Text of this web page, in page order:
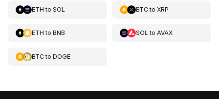
ETH to SOL BTCto XRP
ETH to BNB SOL to AVAX
BTCto DOGE